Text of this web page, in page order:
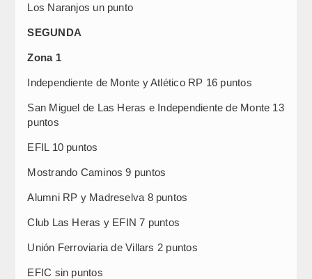
Los Naranjos un punto
SEGUNDA
Zona 1
Independiente de Monte y Atlético RP 16 puntos
San Miguel de Las Heras e Independiente de Monte 13
puntos
EFIL 10 puntos
Mostrando Caminos 9 puntos
Alumni RP y Madreselva 8 puntos
Club Las Heras y EFIN 7 puntos
Unión Ferroviaria de Villars 2 puntos
EFIC sin puntos